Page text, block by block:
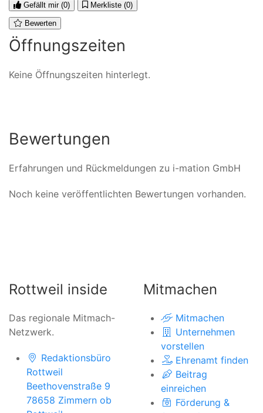
Gefällt mir (0) Merkliste (0)
Bewerten
Öffnungszeiten
Keine Öffnungszeiten hinterlegt.
Bewertungen
Erfahrungen und Rückmeldungen zu i-mation GmbH
Noch keine veröffentlichten Bewertungen vorhanden.
Rottweil inside
Das regionale Mitmach-
Netzwerk.
Redaktionsbüro
Rottweil
Beethovenstraße 9
78658 Zimmern ob
Mitmachen
Mitmachen
Unternehmen
vorstellen
Ehrenamt finden
Beitrag
einreichen
Förderung &